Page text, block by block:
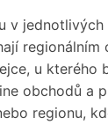
v
u
obchodů a
regionu,